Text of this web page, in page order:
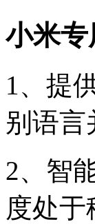
小米
1、提
别语言
2、智
度处